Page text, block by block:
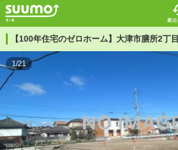
【100年住宅のゼロホーム】大津市膳所2丁目
1/21